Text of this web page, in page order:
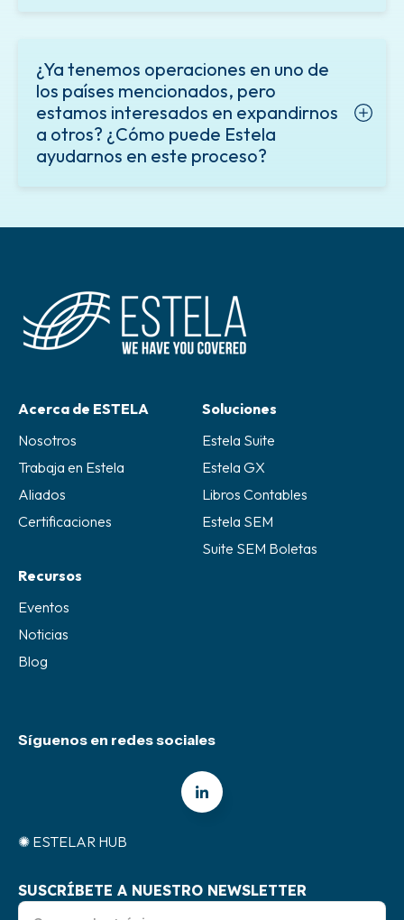
¿Ya tenemos operaciones en uno de
los países mencionados, pero
estamos interesados en expandirnos
a otros? ¿Cómo puede Estela
ayudarnos en este proceso?
Acerca de ESTELA
Nosotros
Trabaja en Estela
Aliados
Certificaciones
Soluciones
Estela Suite
Estela GX
Libros Contables
Estela SEM
Suite SEM Boletas
Recursos
Eventos
Noticias
Blog
Síguenos en redes sociales
✺ ESTELAR HUB
SUSCRÍBETE A NUESTRO NEWSLETTER